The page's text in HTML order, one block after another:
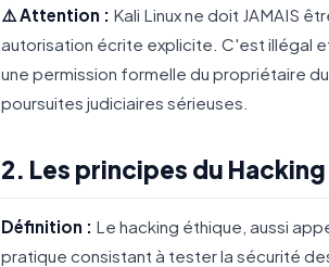
⚠️ Attention : Kali Linux ne doit JAMAIS
autorisation écrite explicite. C'est illégal
une permission formelle du propriétaire
poursuites judiciaires sérieuses.
2. Les principes du
Définition : Le hacking éthique, aussi
pratique consistant à tester la sécurité